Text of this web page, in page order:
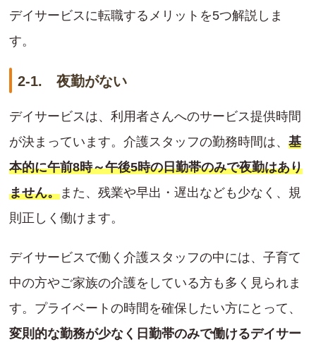
デイサービスに転職するメリットを5つ解説しま
す。
2-1. 夜勤がない
デイサービスは、利用者さんへのサービス提供時間
が決まっています。介護スタッフの勤務時間は、 基
本的に午前8時～午後5時の日勤帯のみで夜勤はあり
ません。 また、残業や早出・遅出なども少なく、規
則正しく働けます。
デイサービスで働く介護スタッフの中には、子育て
中の方やご家族の介護をしている方も多く見られま
す。プライベートの時間を確保したい方にとって、
変則的な勤務が少なく日勤帯のみで働けるデイサー